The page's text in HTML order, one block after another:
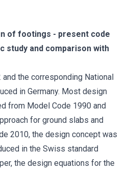
of footings - present code
study and comparison with
and the corresponding National
in Germany. Most design
from Model Code 1990 and
for ground slabs and
2010, the design concept was
in the Swiss standard
the design equations for the